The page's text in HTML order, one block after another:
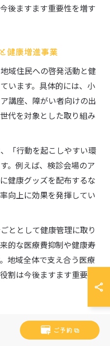
後ますます重要性を増す
健康増進事業
域住民への啓発活動と健
います。具体的には、小
講座、障がい者向けの出
代を対象とした取り組み
「行動を起こしやすい環
。例えば、検診会場のア
健康グッズを配布するな
向上に効果を発揮してい
ととして健康管理に取り
的な医療費抑制や健康寿
地域全体で支え合う医療
割は今後ますます重要に
療体制の変化
藤沢市辻堂新町では、複
ご予約